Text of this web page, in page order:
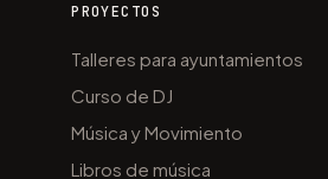
PROYECTOS
Talleres para ayuntamientos
Curso de DJ
Música y Movimiento
Libros de música